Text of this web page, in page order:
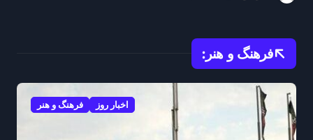
فرهنگ و هنر:
اخبار روز فرهنگ و هنر